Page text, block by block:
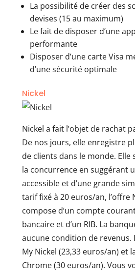
La possibilité de créer des
devises (15 au maximum)
Le fait de disposer d’une
performante
Disposer d’une carte Visa
d’une sécurité optimale
Nickel
Nickel a fait l’objet de rachat
De nos jours, elle enregistre
de clients dans le monde. Elle
la concurrence en suggérant
accessible et d’une grande
tarif fixé à 20 euros/an, l’offre
compose d’un compte
bancaire et d’un RIB. La
aucune condition de revenus.
My Nickel (23,33 euros/an) et
Chrome (30 euros/an). Vous